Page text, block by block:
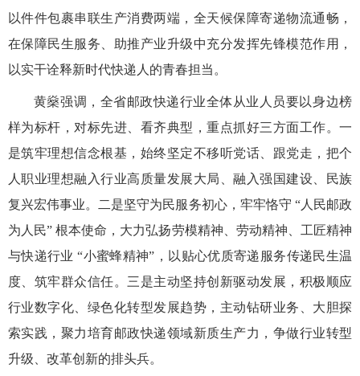
以件件包裹串联生产消费两端，全天候保障寄递物流通畅，
在保障民生服务、助推产业升级中充分发挥先锋模范作用，
以实干诠释新时代快递人的青春担当。
黄燊强调，全省邮政快递行业全体从业人员要以身边榜
样为标杆，对标先进、看齐典型，重点抓好三方面工作。一
是筑牢理想信念根基，始终坚定不移听党话、跟党走，把个
人职业理想融入行业高质量发展大局、融入强国建设、民族
复兴宏伟事业。二是坚守为民服务初心，牢牢恪守 “人民邮政
为人民”根本使命，大力弘扬劳模精神、劳动精神、工匠精神
与快递行业“小蜜蜂精神” ，以贴心优质寄递服务传递民生温
度、筑牢群众信任。三是主动坚持创新驱动发展，积极顺应
行业数字化、绿色化转型发展趋势，主动钻研业务、大胆探
索实践，聚力培育邮政快递领域新质生产力，争做行业转型
升级、改革创新的排头兵。